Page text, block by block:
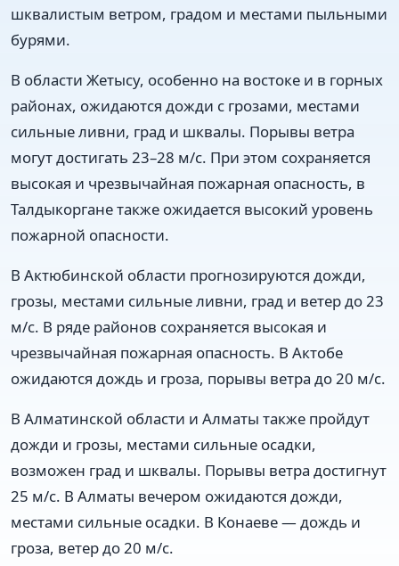
шквалистым ветром, градом и местами пыльными
бурями.
В области Жетысу, особенно на востоке и в горных
районах, ожидаются дожди с грозами, местами
сильные ливни, град и шквалы. Порывы ветра
могут достигать 23–28 м/с. При этом сохраняется
высокая и чрезвычайная пожарная опасность, в
Талдыкоргане также ожидается высокий уровень
пожарной опасности.
В Актюбинской области прогнозируются дожди,
грозы, местами сильные ливни, град и ветер до 23
м/с. В ряде районов сохраняется высокая и
чрезвычайная пожарная опасность. В Актобе
ожидаются дождь и гроза, порывы ветра до 20 м/с.
В Алматинской области и Алматы также пройдут
дожди и грозы, местами сильные осадки,
возможен град и шквалы. Порывы ветра достигнут
25 м/с. В Алматы вечером ожидаются дожди,
местами сильные осадки. В Конаеве — дождь и
гроза, ветер до 20 м/с.